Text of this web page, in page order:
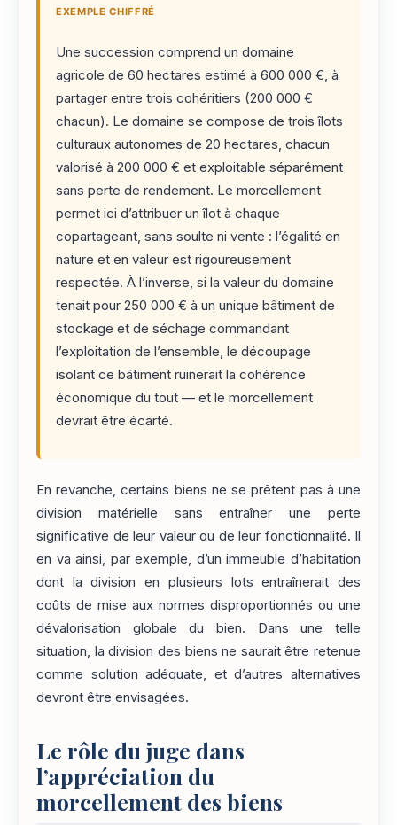
EXEMPLE CHIFFRÉ
Une succession comprend un domaine
agricole de 60 hectares estimé à 600 000 €, à
partager entre trois cohéritiers (200 000 €
chacun). Le domaine se compose de trois îlots
culturaux autonomes de 20 hectares, chacun
valorisé à 200 000 € et exploitable séparément
sans perte de rendement. Le morcellement
permet ici d’attribuer un îlot à chaque
copartageant, sans soulte ni vente : l’égalité en
nature et en valeur est rigoureusement
respectée. À l’inverse, si la valeur du domaine
tenait pour 250 000 € à un unique bâtiment de
stockage et de séchage commandant
l’exploitation de l’ensemble, le découpage
isolant ce bâtiment ruinerait la cohérence
économique du tout — et le morcellement
devrait être écarté.
En revanche, certains biens ne se prêtent pas à une
division matérielle sans entraîner une perte
significative de leur valeur ou de leur fonctionnalité. Il
en va ainsi, par exemple, d’un immeuble d’habitation
dont la division en plusieurs lots entraînerait des
coûts de mise aux normes disproportionnés ou une
dévalorisation globale du bien. Dans une telle
situation, la division des biens ne saurait être retenue
comme solution adéquate, et d’autres alternatives
devront être envisagées.
Le rôle du juge dans
l’appréciation du
morcellement des biens